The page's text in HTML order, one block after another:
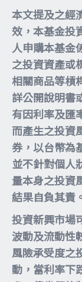
本文提及之經
效，本基金投
人申購本基金
之投資資產或
相關商品等槓
詳公開說明書
有因利率及匯
而產生之投資
券，以台幣為
並不針對個人
量本身之投資
結果自負其責
投資新興市場
波動及流動性
風險承受度之
動，當利率下